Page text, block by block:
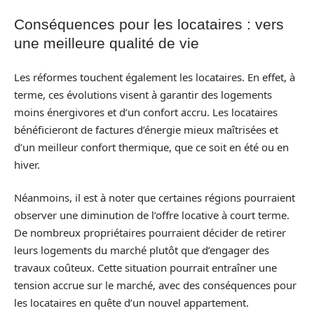
Conséquences pour les locataires : vers
une meilleure qualité de vie
Les réformes touchent également les locataires. En effet, à
terme, ces évolutions visent à garantir des logements
moins énergivores et d’un confort accru. Les locataires
bénéficieront de factures d’énergie mieux maîtrisées et
d’un meilleur confort thermique, que ce soit en été ou en
hiver.
Néanmoins, il est à noter que certaines régions pourraient
observer une diminution de l’offre locative à court terme.
De nombreux propriétaires pourraient décider de retirer
leurs logements du marché plutôt que d’engager des
travaux coûteux. Cette situation pourrait entraîner une
tension accrue sur le marché, avec des conséquences pour
les locataires en quête d’un nouvel appartement.